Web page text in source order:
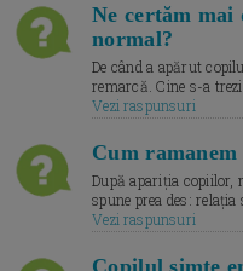
Ne certăm mai
normal?
De când a apărut
remarcă. Cine s-a
Vezi raspunsuri
Cum
După apariția copiilor,
spune prea des:
Vezi raspunsuri
Copilul simte